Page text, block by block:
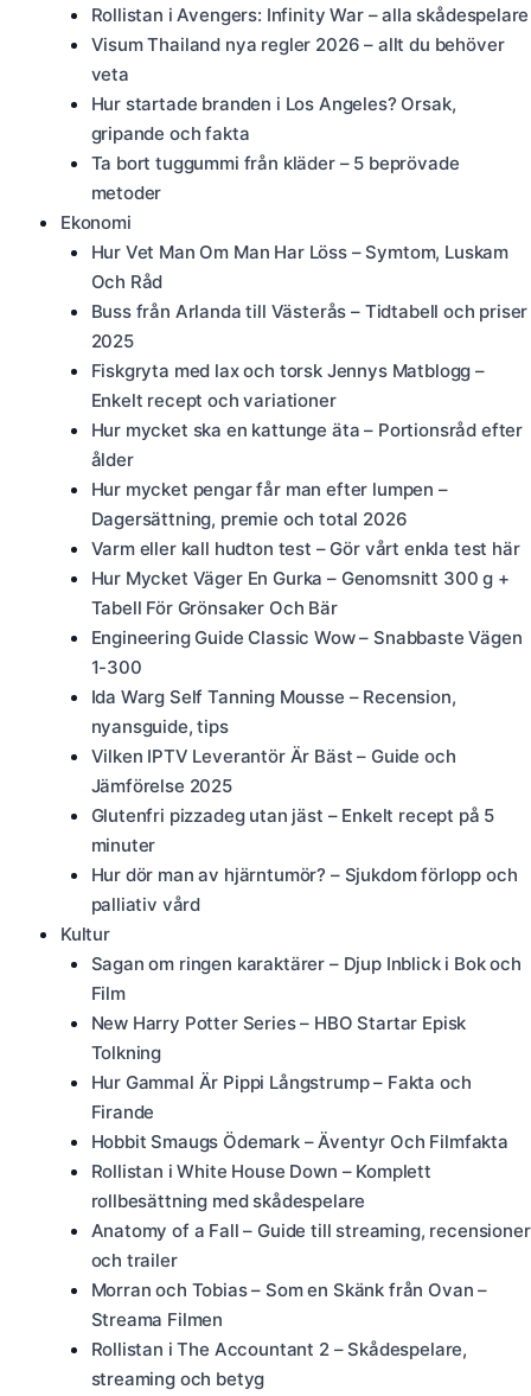
Rollistan i Avengers: Infinity War – alla skådespelare
Visum Thailand nya regler 2026 – allt du behöver
veta
Hur startade branden i Los Angeles? Orsak,
gripande och fakta
Ta bort tuggummi från kläder – 5 beprövade
metoder
Ekonomi
Hur Vet Man Om Man Har Löss – Symtom, Luskam
Och Råd
Buss från Arlanda till Västerås – Tidtabell och priser
2025
Fiskgryta med lax och torsk Jennys Matblogg –
Enkelt recept och variationer
Hur mycket ska en kattunge äta – Portionsråd efter
ålder
Hur mycket pengar får man efter lumpen –
Dagersättning, premie och total 2026
Varm eller kall hudton test – Gör vårt enkla test här
Hur Mycket Väger En Gurka – Genomsnitt 300 g +
Tabell För Grönsaker Och Bär
Engineering Guide Classic Wow – Snabbaste Vägen
1-300
Ida Warg Self Tanning Mousse – Recension,
nyansguide, tips
Vilken IPTV Leverantör Är Bäst – Guide och
Jämförelse 2025
Glutenfri pizzadeg utan jäst – Enkelt recept på 5
minuter
Hur dör man av hjärntumör? – Sjukdom förlopp och
palliativ vård
Kultur
Sagan om ringen karaktärer – Djup Inblick i Bok och
Film
New Harry Potter Series – HBO Startar Episk
Tolkning
Hur Gammal Är Pippi Långstrump – Fakta och
Firande
Hobbit Smaugs Ödemark – Äventyr Och Filmfakta
Rollistan i White House Down – Komplett
rollbesättning med skådespelare
Anatomy of a Fall – Guide till streaming, recensioner
och trailer
Morran och Tobias – Som en Skänk från Ovan –
Streama Filmen
Rollistan i The Accountant 2 – Skådespelare,
streaming och betyg